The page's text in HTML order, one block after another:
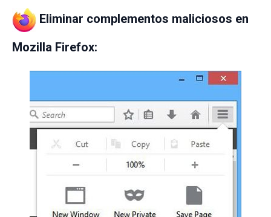
Eliminar complementos maliciosos en
Mozilla Firefox: